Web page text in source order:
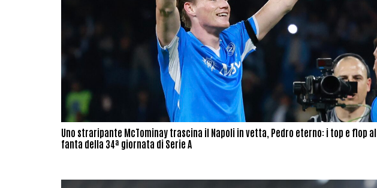
Uno straripante McTominay trascina il Napoli in vetta, Pedro eterno: i top e flop al
fanta della 34ª giornata di Serie A